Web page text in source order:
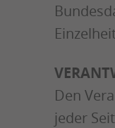
Den
jeder